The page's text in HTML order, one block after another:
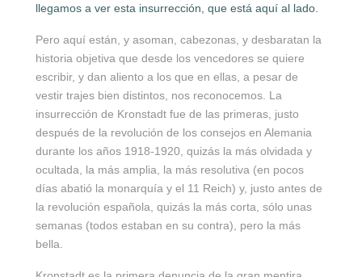
llegamos a ver esta insurrección, que está aquí al lado.
Pero aquí están, y asoman, cabezonas, y desbaratan la
historia objetiva que desde los vencedores se quiere
escribir, y dan aliento a los que en ellas, a pesar de
vestir trajes bien distintos, nos reconocemos. La
insurrección de Kronstadt fue de las primeras, justo
después de la revolución de los consejos en Alemania
durante los años 1918-1920, quizás la más olvidada y
ocultada, la más amplia, la más resolutiva (en pocos
días abatió la monarquía y el 11 Reich) y, justo antes de
la revolución española, quizás la más corta, sólo unas
semanas (todos estaban en su contra), pero la más
bella.